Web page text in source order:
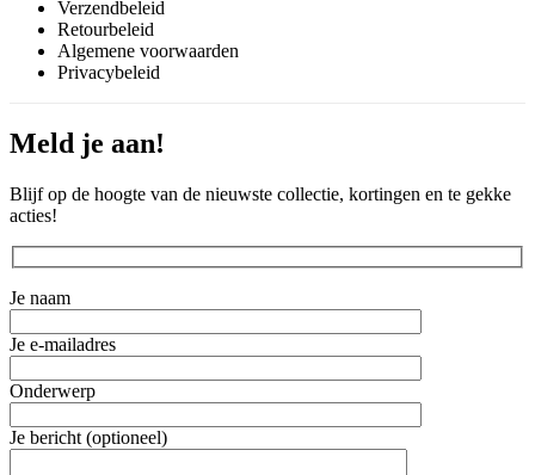
Verzendbeleid
Retourbeleid
Algemene voorwaarden
Privacybeleid
Meld je aan!
Blijf op de hoogte van de nieuwste collectie, kortingen en te gekke
acties!
Je naam
Je e-mailadres
Onderwerp
Je bericht (optioneel)